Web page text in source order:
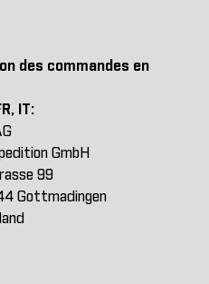
des commandes en
IT:
GmbH
99
Gottmadingen